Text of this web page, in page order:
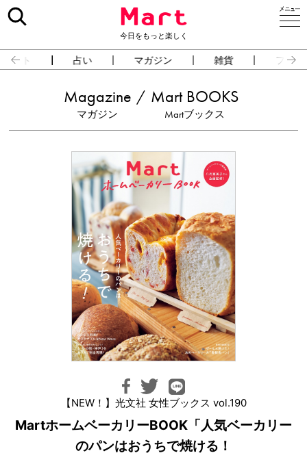
今日をもっと楽しく
ント 占い マガジン 雑貨 フード
Magazine
マガジン
Mart BOOKS
Martブックス
【NEW！】光文社 女性ブックス vol.190
MartホームベーカリーBOOK「人気ベーカリー
のパンはおうちで焼ける！